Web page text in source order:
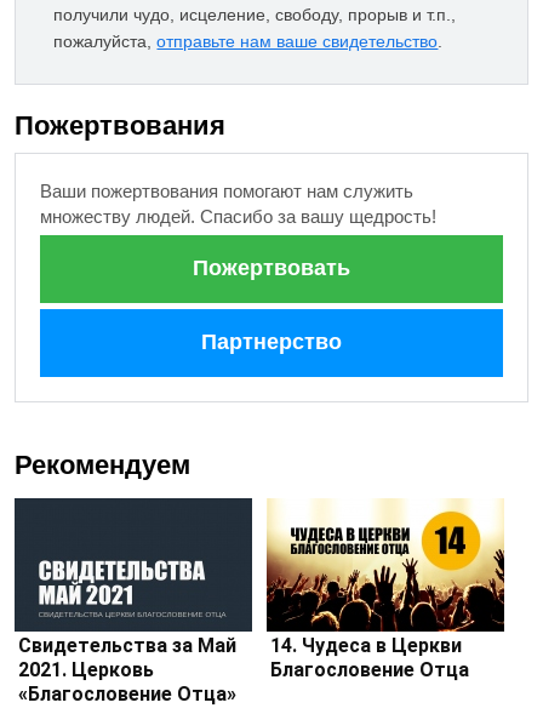
получили чудо, исцеление, свободу, прорыв и т.п.,
пожалуйста,отправьте нам ваше свидетельство
Пожертвования
Ваши пожертвования помогают нам служить
множеству людей. Спасибо за вашу щедрость!
Пожертвовать
Партнерство
Рекомендуем
Свидетельства за Май
2021. Церковь
«Благословение Отца»
14. Чудеса в Церкви
Благословение Отца